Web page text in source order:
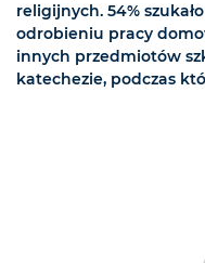
religijnych. 54%
odrobieniu pracy
innych przedmiotów
katechezie, podczas